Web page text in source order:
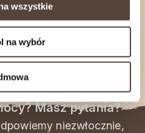
wszystkie
na wybór
deszczu
180 ml –
Masz pytania?
niezwłocznie,